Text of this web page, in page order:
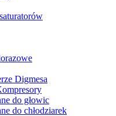
Digmesa
do głowic
do chłodziarek